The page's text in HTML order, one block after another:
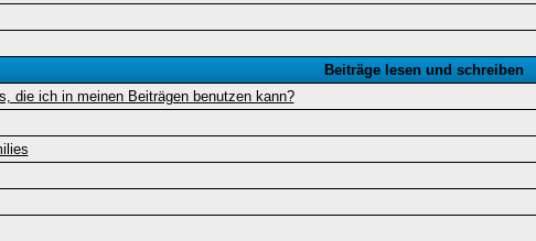
Beiträge lesen und schreiben
die ich in meinen Beiträgen benutzen kann?